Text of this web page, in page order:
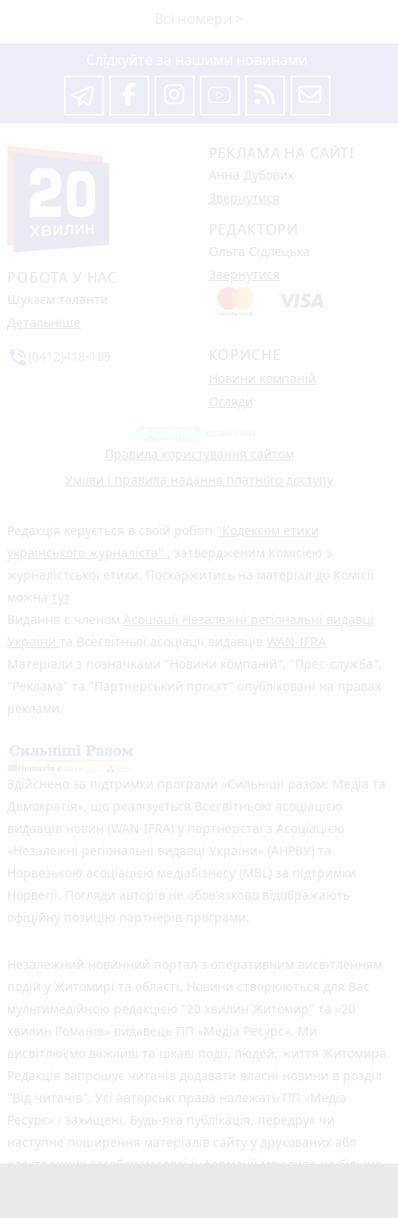
РОБОТА У НАС
Шукаєм таланти
Детальніше
РЕКЛАМА НА САЙТІ
Анна Дубовик
Звернутися
РЕДАКТОРИ
Ольга Сідлецька
Звернутися
КОРИСНЕ
Новини компаній
Огляди
Правила користування сайтом
Умови і правила надання платного доступу
Редакція керується в своїй роботі "Кодексом етики
українського журналіста" , затвердженим Комісією з
журналістської етики. Поскаржитись на матеріал до Комісії
можна тут
Видання є членом Асоціації Незалежні регіональні видавці
України та Всесвітньої асоціації видавців WAN-IFRA
Матеріали з позначками "Новини компаній", "Прес-служба",
"Реклама" та "Партнерський проєкт" опубліковані на правах
реклами.
Здійснено за підтримки програми «Сильніші разом: Медіа та
Демократія», що реалізується Всесвітньою асоціацією
видавців новин (WAN-IFRA) у партнерстві з Асоціацією
«Незалежні регіональні видавці України» (АНРВУ) та
Норвезькою асоціацією медіабізнесу (MBL) за підтримки
Норвегії. Погляди авторів не обов’язково відображають
офіційну позицію партнерів програми.
Незалежний новинний портал з оперативним висвітленням
подій у Житомирі та області. Новини створюються для Вас
мультимедійною редакцією "20 хвилин Житомир" та «20
хвилин Романів» видавець ПП «Медіа Ресурс». Ми
висвітлюємо важливі та цікаві події, людей, життя Житомира.
Редакція запрошує читачів додавати власні новини в розділ
"Від читачів". Усі авторські права належать ПП «Медіа
Ресурс» і захищені. Будь-яка публiкацiя, передрук чи
наступне поширення матеріалів сайту у друкованих або
електронних засобах масової інформації можлива не більше